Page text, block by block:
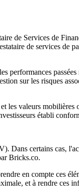
de Services de
de services de
passées
sur les risques
les valeurs mobilières
établi
Dans certains cas,
Bricks.co.
en compte ces
et à rendre ces